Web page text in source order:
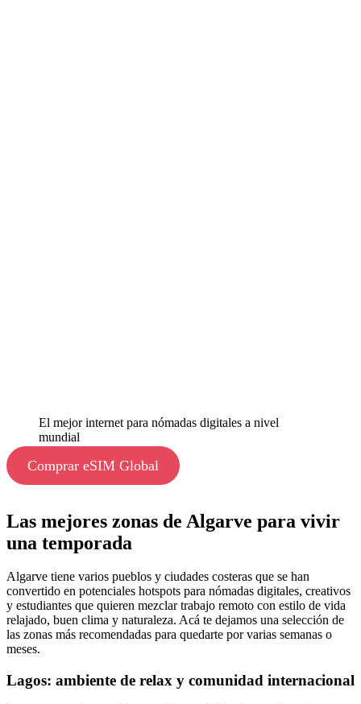
El mejor internet para nómadas digitales a nivel
mundial
Comprar eSIM Global
Las mejores zonas de Algarve para vivir
una temporada
Algarve tiene varios pueblos y ciudades costeras que se han
convertido en potenciales hotspots para nómadas digitales, creativos
y estudiantes que quieren mezclar trabajo remoto con estilo de vida
relajado, buen clima y naturaleza. Acá te dejamos una selección de
las zonas más recomendadas para quedarte por varias semanas o
meses.
Lagos: ambiente de relax y comunidad internacional